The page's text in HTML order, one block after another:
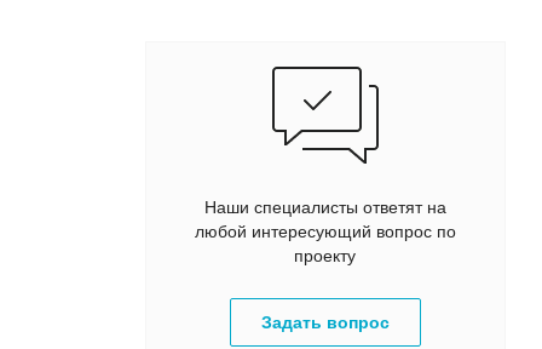
Наши специалисты ответят на
любой интересующий вопрос по
проекту
Задать вопрос